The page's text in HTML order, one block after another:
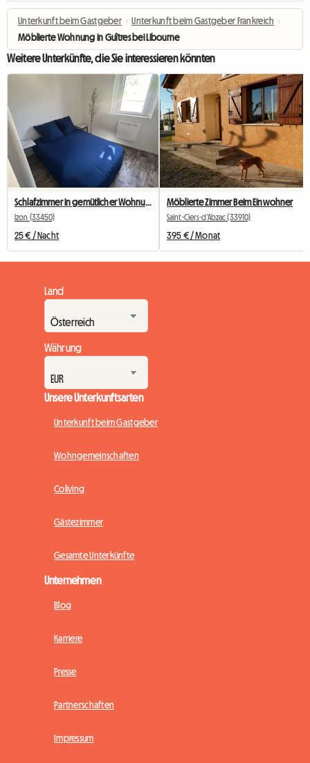
Unterkunft beim Gastgeber › Unterkunft beim Gastgeber Frankreich ›
Möblierte Wohnung in Guîtres bei Libourne
Weitere Unterkünfte, die Sie interessieren könnten
Schlafzimmer in gemütlicher Wohnung
Izon (33450)
25 € / Nacht
Möblierte Zimmer Beim Einwohner
Saint-Ciers-d'Abzac (33910)
395 € / Monat
Land
Währung
Unsere Unterkunftsarten
Unterkunft beim Gastgeber
Wohngemeinschaften
Coliving
Gästezimmer
Gesamte Unterkünfte
Unternehmen
Blog
Karriere
Presse
Partnerschaften
Impressum